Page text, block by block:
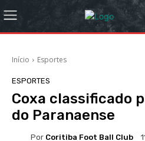
Início Esportes
ESPORTES
Coxa classificado
do Paranaense
Por Coritiba Foot Ball Club